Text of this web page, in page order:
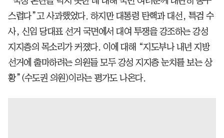
스럽다”고 사과했었다. 하지만 대통령 탄핵과 대선, 특검 수
사, 신임 당대표 선거 국면에서 대여 투쟁을 강조하는 강성
지지층의 목소리가 커졌다. 이에 대해 “지도부나 내년 지방
선거에 출마하려는 의원들 모두 강성 지지층 눈치를 보는 상
황”(수도권 의원)이라는 평가도 나온다.